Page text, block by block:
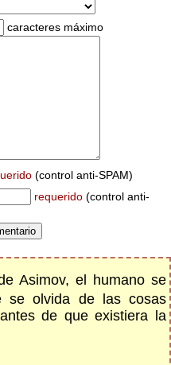
caracteres máximo
(control anti-SPAM)
requerido (control anti-
Asimov, el humano se
se olvida de las cosas
de que existiera la